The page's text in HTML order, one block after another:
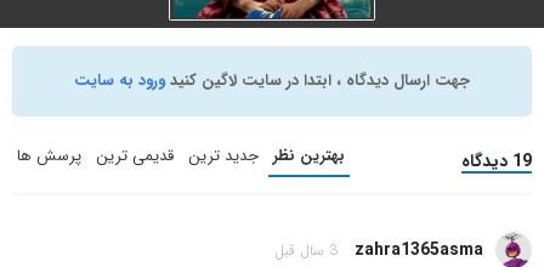
(2020)
جهت ارسال دیدگاه ، ابتدا در سایت لاگین کنیدورود به سایت
19 دیدگاه بهترین نظر جدید ترین قدیمی ترین پرسش ها
zahra1365asma 3 سال قبل